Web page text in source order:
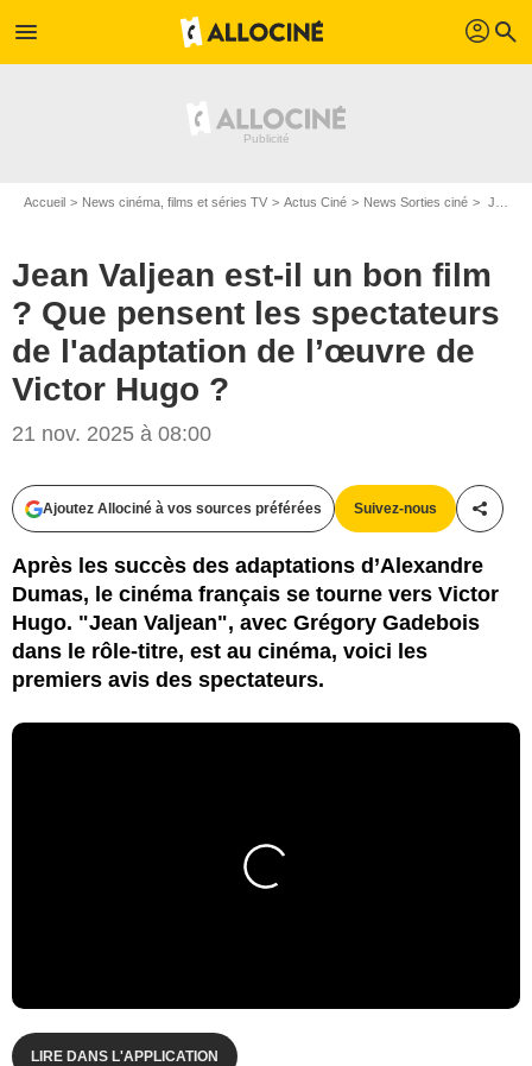
menu profil search
Accueil News cinéma, films et séries TV Actus Ciné News Sorties ciné Jean Valjean est-il un bon film ? Que pensent les spectateurs de l'adaptation de l’œuvre de Victor Hugo ?
Jean Valjean est-il un bon film
? Que pensent les spectateurs
de l'adaptation de l’œuvre de
Victor Hugo ?
21 nov. 2025 à 08:00
Ajoutez Allociné à vos sources préférées Suivez-nous
Après les succès des adaptations d’Alexandre
Dumas, le cinéma français se tourne vers Victor
Hugo. "Jean Valjean", avec Grégory Gadebois
dans le rôle-titre, est au cinéma, voici les
premiers avis des spectateurs.
LIRE DANS L'APPLICATION